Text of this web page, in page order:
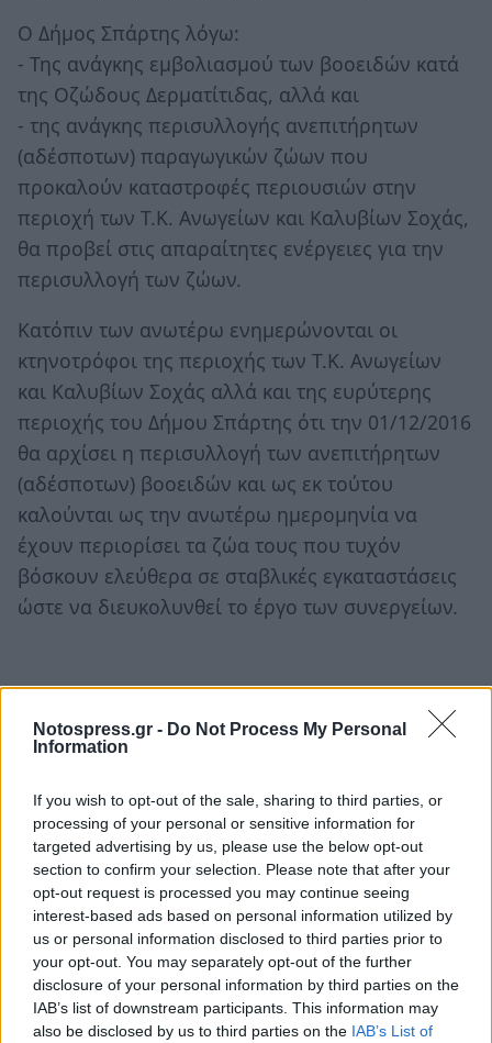
Notospress.gr - Do Not Process My Personal
Information
If you wish to opt-out of the sale, sharing to third parties, or
processing of your personal or sensitive information for
targeted advertising by us, please use the below opt-out
section to confirm your selection. Please note that after your
opt-out request is processed you may continue seeing
interest-based ads based on personal information utilized by
us or personal information disclosed to third parties prior to
your opt-out. You may separately opt-out of the further
disclosure of your personal information by third parties on the
IAB’s list of downstream participants. This information may
also be disclosed by us to third parties on the IAB’s List of
Ο Δήμος Σπάρτης λόγω:
- Της ανάγκης εμβολιασμού των βοοειδών κατά
της Οζώδους Δερματίτιδας, αλλά και
- της ανάγκης περισυλλογής ανεπιτήρητων
(αδέσποτων) παραγωγικών ζώων που
προκαλούν καταστροφές περιουσιών στην
περιοχή των Τ.Κ. Ανωγείων και Καλυβίων Σοχάς,
θα προβεί στις απαραίτητες ενέργειες για την
περισυλλογή των ζώων.
Κατόπιν των ανωτέρω ενημερώνονται οι
κτηνοτρόφοι της περιοχής των Τ.Κ. Ανωγείων
και Καλυβίων Σοχάς αλλά και της ευρύτερης
περιοχής του Δήμου Σπάρτης ότι την 01/12/2016
θα αρχίσει η περισυλλογή των ανεπιτήρητων
(αδέσποτων) βοοειδών και ως εκ τούτου
καλούνται ως την ανωτέρω ημερομηνία να
έχουν περιορίσει τα ζώα τους που τυχόν
βόσκουν ελεύθερα σε σταβλικές εγκαταστάσεις
ώστε να διευκολυνθεί το έργο των συνεργείων.
TAGS: ΑΓΡΟΤΙΚΑ